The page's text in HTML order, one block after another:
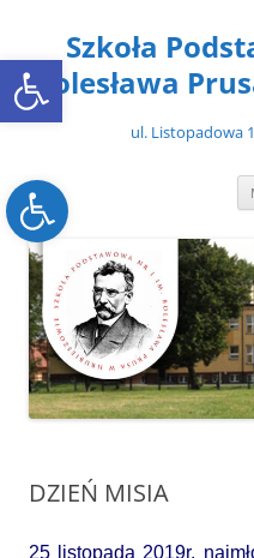
Open toolbar
Open toolbar
treściSzkoła
Bolesława
ul. Listopadowa
DZIEŃ MISIA
25 listopada 2019r.